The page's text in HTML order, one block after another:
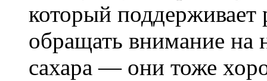
который
обращать внимание на
сахара — они тоже